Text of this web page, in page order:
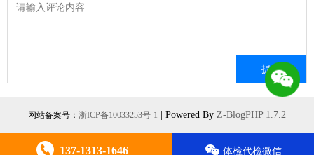
网站备案号： 浙ICP备10033253号-1 | Powered By Z-BlogPHP 1.7.2
137-1313-1646 体检代检微信